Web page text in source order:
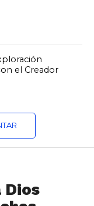
el Creador
Dios